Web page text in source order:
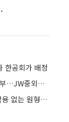
한공회가 배정
10명 중 3명, 부작용 우려에 스타틴 치료 거부…JW중외제약 “정보 격차 줄인다”
이봉용 넥스트젠바이오사이언스 대표 “부작용 없는 원형탈모 신약개발”